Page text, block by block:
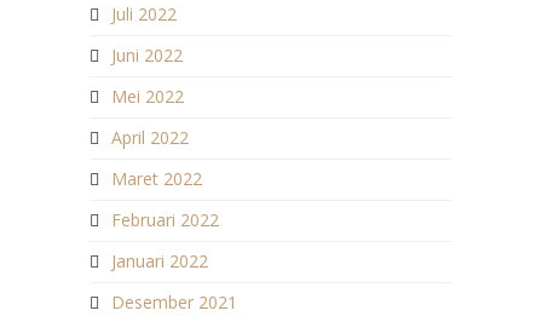
Juli 2022
Juni 2022
Mei 2022
April 2022
Maret 2022
Februari 2022
Januari 2022
Desember 2021